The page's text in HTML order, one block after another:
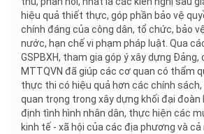
hiệu quả thiết thực, góp phần bảo vệ
chính đáng của công dân, tổ chức, bảo
nước, hạn chế vi phạm pháp luật. Qua
GSPBXH, tham gia góp ý xây dựng Đảng,
MTTQVN đã giúp các cơ quan có thẩm
thực thi có hiệu quả hơn các chính sách,
quan trọng trong xây dựng khối đại đoàn
định tình hình nhân dân, thực hiện các
kinh tế - xã hội của các địa phương và cả